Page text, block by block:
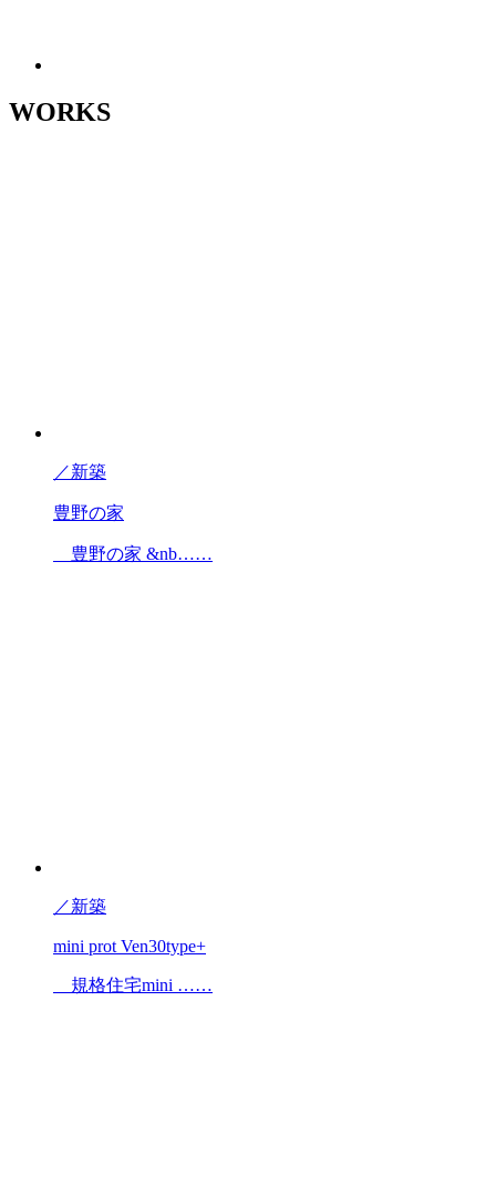
WORKS
／新築
豊野の家
豊野の家 &nb……
／新築
mini prot Ven30type+
規格住宅mini ……